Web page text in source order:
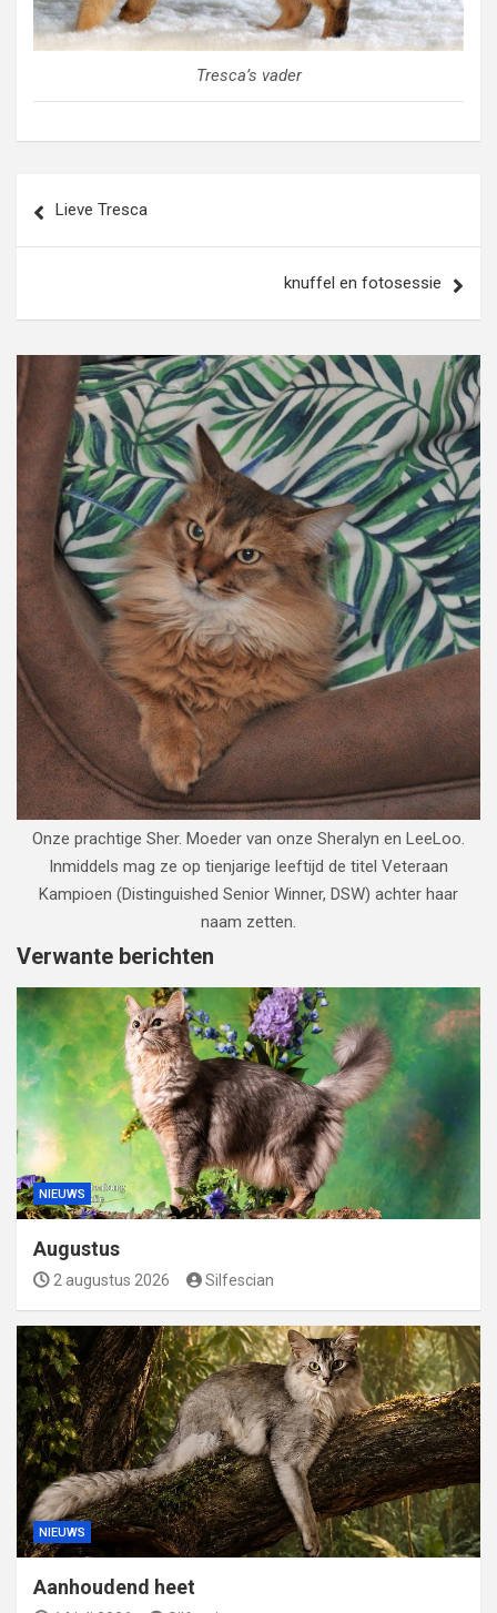
Tresca’s vader
navigatie
Lieve Tresca
knuffel en fotosessie
Onze prachtige Sher. Moeder van onze Sheralyn en LeeLoo.
Inmiddels mag ze op tienjarige leeftijd de titel Veteraan
Kampioen (Distinguished Senior Winner, DSW) achter haar
naam zetten.
Verwante berichten
NIEUWS
Augustus
2 augustus 2026 Silfescian
NIEUWS
Aanhoudend heet